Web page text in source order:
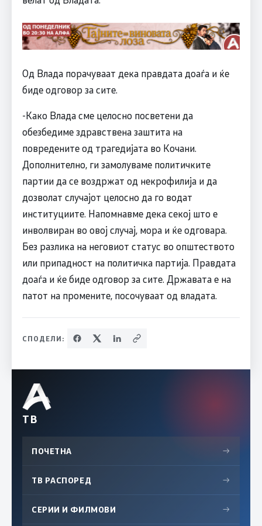
Од Влада порачуваат дека правдата доаѓа и ќе
биде одговор за сите.
-Како Влада сме целосно посветени да
обезбедиме здравствена заштита на
повредените од трагедијата во Кочани.
Дополнително, ги замолуваме политичките
партии да се воздржат од некрофилија и да
дозволат случајот целосно да го водат
институциите. Напомнавме дека секој што е
инволвиран во овој случај, мора и ќе одговара.
Без разлика на неговиот статус во општеството
или припадност на политичка партија. Правдата
доаѓа и ќе биде одговор за сите. Државата е на
патот на промените, посочуваат од владата.
СПОДЕЛИ:
ТВ
ПОЧЕТНА →
ТВ РАСПОРЕД →
СЕРИИ И ФИЛМОВИ →